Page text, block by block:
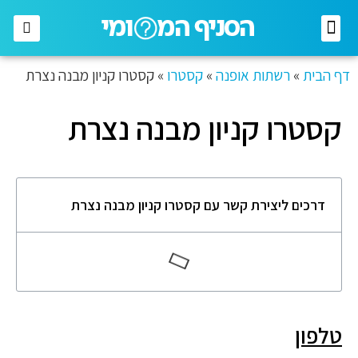
דף הבית » רשתות אופנה » קסטרו » קסטרו קניון מבנה נצרת
קסטרו קניון מבנה נצרת
דרכים ליצירת קשר עם קסטרו קניון מבנה נצרת
טלפון